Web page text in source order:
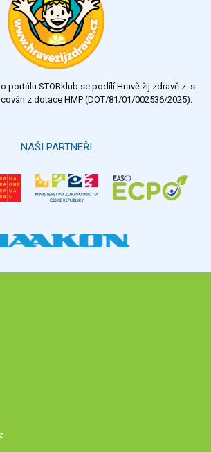
portálu STOBklub se podílí Hravě žij zdravě z. s.
z dotace HMP (DOT/81/01/002536/2025).
NAŠI PARTNEŘI